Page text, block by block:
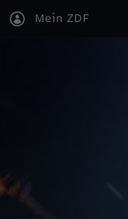
Mein ZDF